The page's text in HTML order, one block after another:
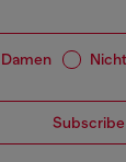
Damen
Subscribe